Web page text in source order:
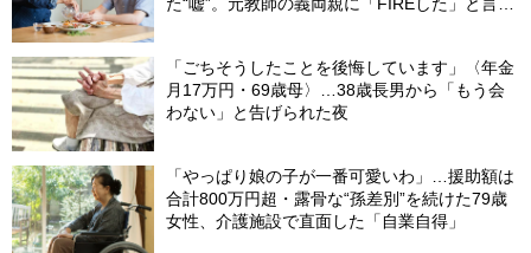
「ごちそうしたことを後悔しています」〈年金
月17万円・69歳母〉…38歳長男から「もう会
わない」と告げられた夜
「やっぱり娘の子が一番可愛いわ」…援助額は
合計800万円超・露骨な“孫差別”を続けた79歳
女性、介護施設で直面した「自業自得」